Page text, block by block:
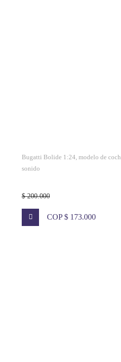
Bugatti Bolide 1:24, modelo de
sonido
$ 200.000
COP $ 173.000